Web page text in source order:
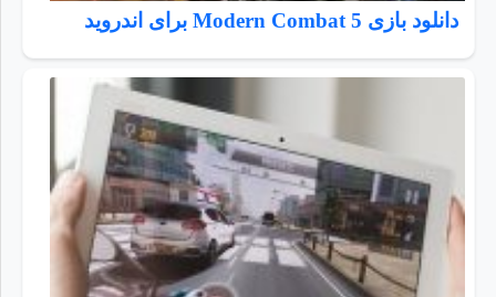
دانلود بازی Modern Combat 5 برای اندروید